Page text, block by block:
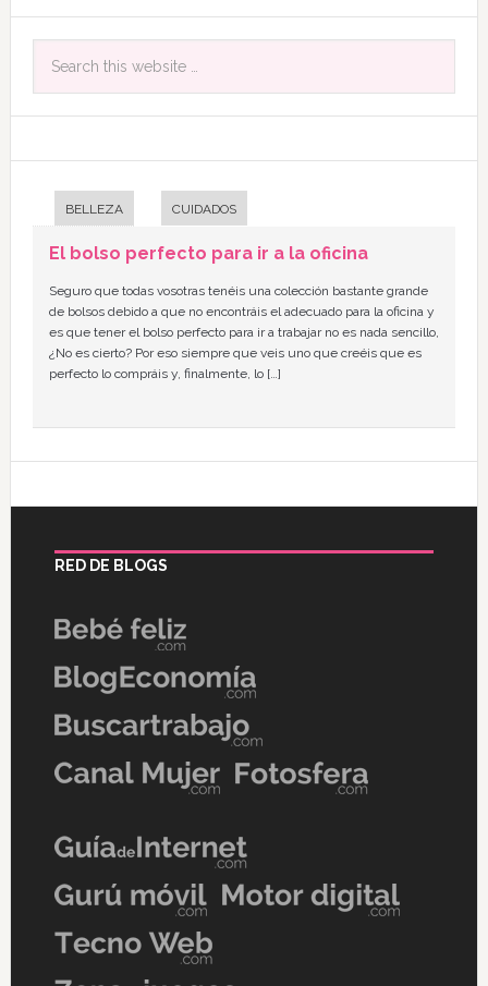
BELLEZA CUIDADOS
El bolso perfecto para ir a la oficina
Seguro que todas vosotras tenéis una colección bastante grande
de bolsos debido a que no encontráis el adecuado para la oficina y
es que tener el bolso perfecto para ir a trabajar no es nada sencillo,
¿No es cierto? Por eso siempre que veis uno que creéis que es
perfecto lo compráis y, finalmente, lo […]
RED DE BLOGS